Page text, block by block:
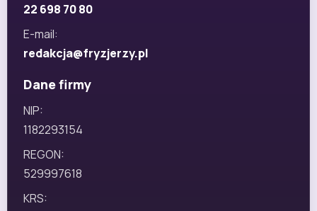
22 698 70 80
E-mail:
redakcja@fryzjerzy.pl
Dane firmy
NIP:
1182293154
REGON:
529997618
KRS: